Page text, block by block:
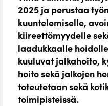
2025 ja perustaa
kuuntelemiselle,
kiireettömyydelle
laadukkaalle
kuuluvat jalkahoito,
hoito sekä jalkojen
toteutetaan sekä
toimipisteissä.